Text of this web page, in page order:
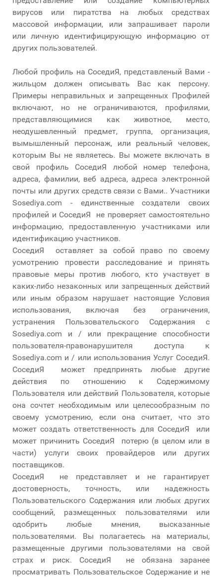
вирусов или пиратства на любых средствах
массовой информации, или запрашивает пароли
или личную идентифицирующую информацию от
других пользователей.
Любой профиль на СоседиЯ, представленый Вами -
жильцом должен описывать Вас как персону.
Примеры неправильных и запрещенных Профилей
включают, но не ограничиваются, профилями,
представляющимися как животное, место,
неодушевленный предмет, группа, организация,
вымышленный персонаж, или реальный человек,
которым Вы не являетесь. Вы можете включать в
свой профиль СоседиЯ любой номер телефона,
адреса, фамилии, веб адреса, адреса электронной
почты или других средств связи с Вами.. Участники
Sosediya.com - единственные создатели своих
профилей и СоседиЯ не проверяет самостоятельно
информацию, предоставленную участниками или
идентификацию участников.
СоседиЯ оставляет за собой право по своему
усмотрению провести расследование и принять
правовые меры против любого, кто участвует в
каких-либо незаконных или запрещенных действий
или иным образом нарушает настоящие Условия
использования, включая без ограничения,
устранения Пользовательского Содержания с
Sosediya.com и / или прекращение способности
пользователя-правонарушителя доступа к
Sosediya.com и / или использования Услуг СоседиЯ.
СоседиЯ может предпринять любые другие
действия по отношению к Содержимому
Пользователя или действий Пользователя, которые
она сочтет необходимым или целесообразным по
своему усмотрению, если она считает, что это
может создать ответственность для СоседиЯ или
может причинить СоседиЯ потерю (в целом или в
части) услуги своих провайдеров или других
поставщиков.
СоседиЯ не представляет и не гарантирует
достоверность, точность, или надежность
Пользовательского Содержания или любых других
сообщений, размещенных пользователями или
одобрить любые мнения, высказанные
пользователями. Вы полагаетесь на материалы,
размещенные другими пользователями на свой
страх и риск. СоседиЯ не обязана заранее
просматривать Пользовательское Содержание и не